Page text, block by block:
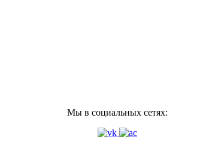
Мы в социальных сетях: